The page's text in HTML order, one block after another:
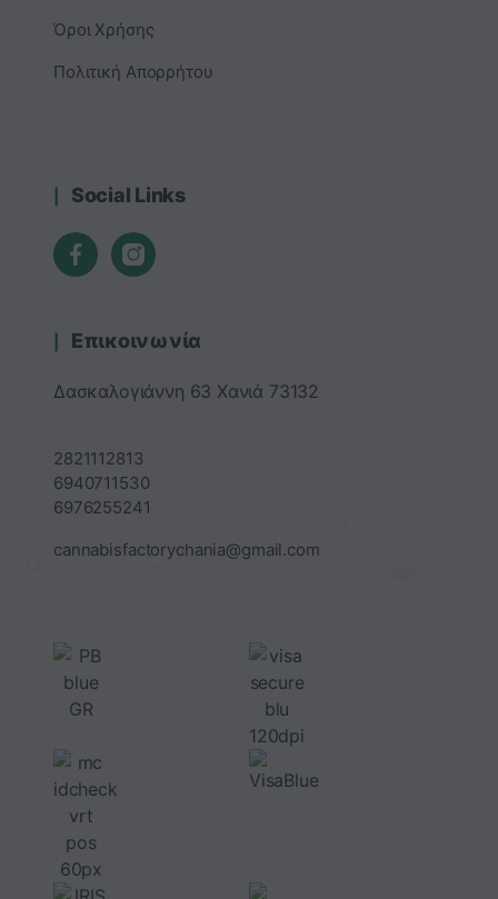
Όροι Χρήσης
Πολιτική Απορρήτου
Social Links
Επικοινωνία
Δασκαλογιάννη 63 Χανιά 73132
2821112813
6940711530
6976255241
cannabisfactorychania@gmail.com